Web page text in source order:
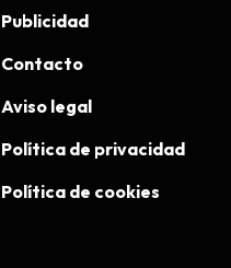
Publicidad
Contacto
Aviso legal
Política de privacidad
Política de cookies